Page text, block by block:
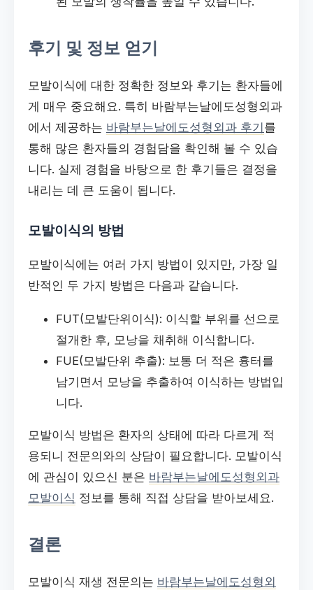
후기 및 정보 얻기
모발이식에 대한 정확한 정보와 후기는 환자들에
게 매우 중요해요. 특히 바람부는날에도성형외과
에서 제공하는 바람부는날에도성형외과 후기를
통해 많은 환자들의 경험담을 확인해 볼 수 있습
니다. 실제 경험을 바탕으로 한 후기들은 결정을
내리는 데 큰 도움이 됩니다.
모발이식의 방법
모발이식에는 여러 가지 방법이 있지만, 가장 일
반적인 두 가지 방법은 다음과 같습니다.
FUT(모발단위이식): 이식할 부위를 선으로
절개한 후, 모낭을 채취해 이식합니다.
FUE(모발단위 추출): 보통 더 적은 흉터를
남기면서 모낭을 추출하여 이식하는 방법입
니다.
모발이식 방법은 환자의 상태에 따라 다르게 적
용되니 전문의와의 상담이 필요합니다. 모발이식
에 관심이 있으신 분은 바람부는날에도성형외과
모발이식 정보를 통해 직접 상담을 받아보세요.
결론
모발이식 재생 전문의는 바람부는날에도성형외